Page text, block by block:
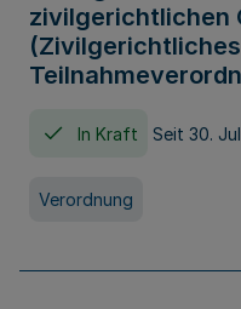
zivilgerichtlichen
In Kraft Seit 30.
Verordnung